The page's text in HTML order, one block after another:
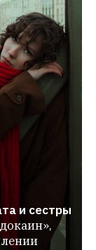
и сестры